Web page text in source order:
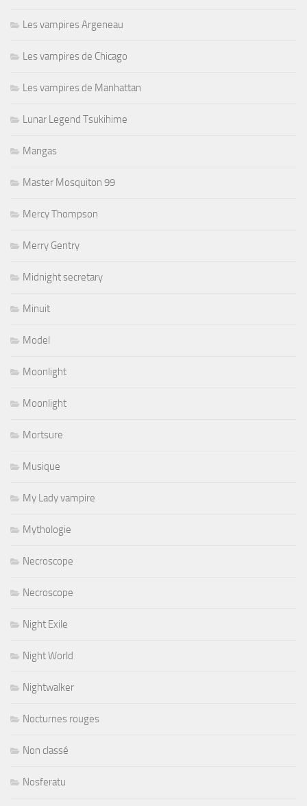
Les vampires Argeneau
Les vampires de Chicago
Les vampires de Manhattan
Lunar Legend Tsukihime
Mangas
Master Mosquiton 99
Mercy Thompson
Merry Gentry
Midnight secretary
Minuit
Model
Moonlight
Moonlight
Mortsure
Musique
My Lady vampire
Mythologie
Necroscope
Necroscope
Night Exile
Night World
Nightwalker
Nocturnes rouges
Non classé
Nosferatu